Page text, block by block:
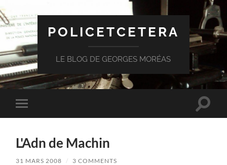
POLICETCETERA
LE BLOG DE GEORGES MORÉAS
Toggle
mobile
Toggle
L'Adn de Machin
31 MARS 2008 / 3 COMMENTS